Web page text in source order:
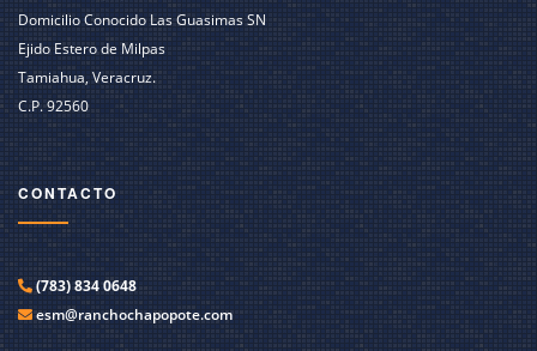
Domicilio Conocido Las Guasimas SN
Ejido Estero de Milpas
Tamiahua, Veracruz.
C.P. 92560
CONTACTO
(783) 834 0648
esm@ranchochapopote.com